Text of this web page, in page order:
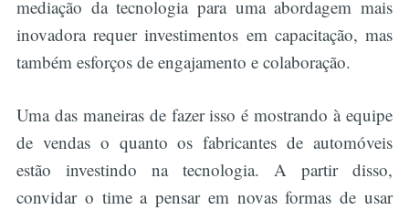
mediação da tecnologia para uma abordagem mais
inovadora requer investimentos em capacitação, mas
também esforços de engajamento e colaboração.
Uma das maneiras de fazer isso é mostrando à equipe
de vendas o quanto os fabricantes de automóveis
estão investindo na tecnologia. A partir disso,
convidar o time a pensar em novas formas de usar